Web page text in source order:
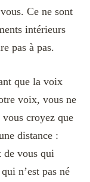
Ce ne sont
intérieurs
pas à pas.
que la voix
voix, vous ne
croyez que
distance :
de vous qui
n’est pas né